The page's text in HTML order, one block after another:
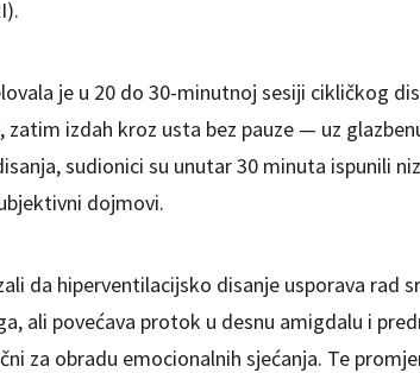
je u 20 do 30-minutnoj sesiji cikličkog
zatim izdah kroz usta bez pauze — uz
sudionici su unutar 30 minuta ispunili
dojmovi.
da hiperventilacijsko disanje usporava rad
ali povećava protok u desnu amigdalu i
za obradu emocionalnih sjećanja. Te